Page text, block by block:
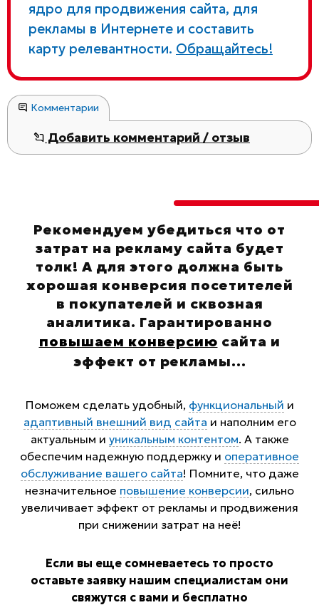
ядро для продвижения сайта, для
рекламы в Интернете и составить
карту релевантности. Обращайтесь!
Комментарии
Добавить комментарий / отзыв
Рекомендуем убедиться что от
затрат на рекламу сайта будет
толк! А для этого должна быть
хорошая конверсия посетителей
в покупателей и сквозная
аналитика. Гарантированно
повышаем конверсию сайта и
эффект от рекламы...
Поможем сделать удобный, функциональный и
адаптивный внешний вид сайта и наполним его
актуальным и уникальным контентом. А также
обеспечим надежную поддержку и оперативное
обслуживание вашего сайта! Помните, что даже
незначительное повышение конверсии, сильно
увеличивает эффект от рекламы и продвижения
при снижении затрат на неё!
Если вы еще сомневаетесь то просто
оставьте заявку нашим специалистам они
свяжутся с вами и бесплатно